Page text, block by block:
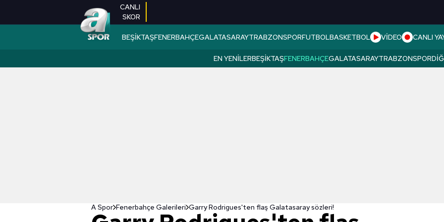
CANLI
SKOR
BEŞİKTAŞFENERBAHÇEGALATASARAYTRABZONSPORFUTBOLBASKETBOL VİDEO CANLI
EN YENILERBEŞIKTAŞFENERBAHÇEGALATASARAYTRABZONSPOR
A Spor Fenerbahçe Galerileri Garry Rodrigues'ten flaş Galatasaray sözleri!